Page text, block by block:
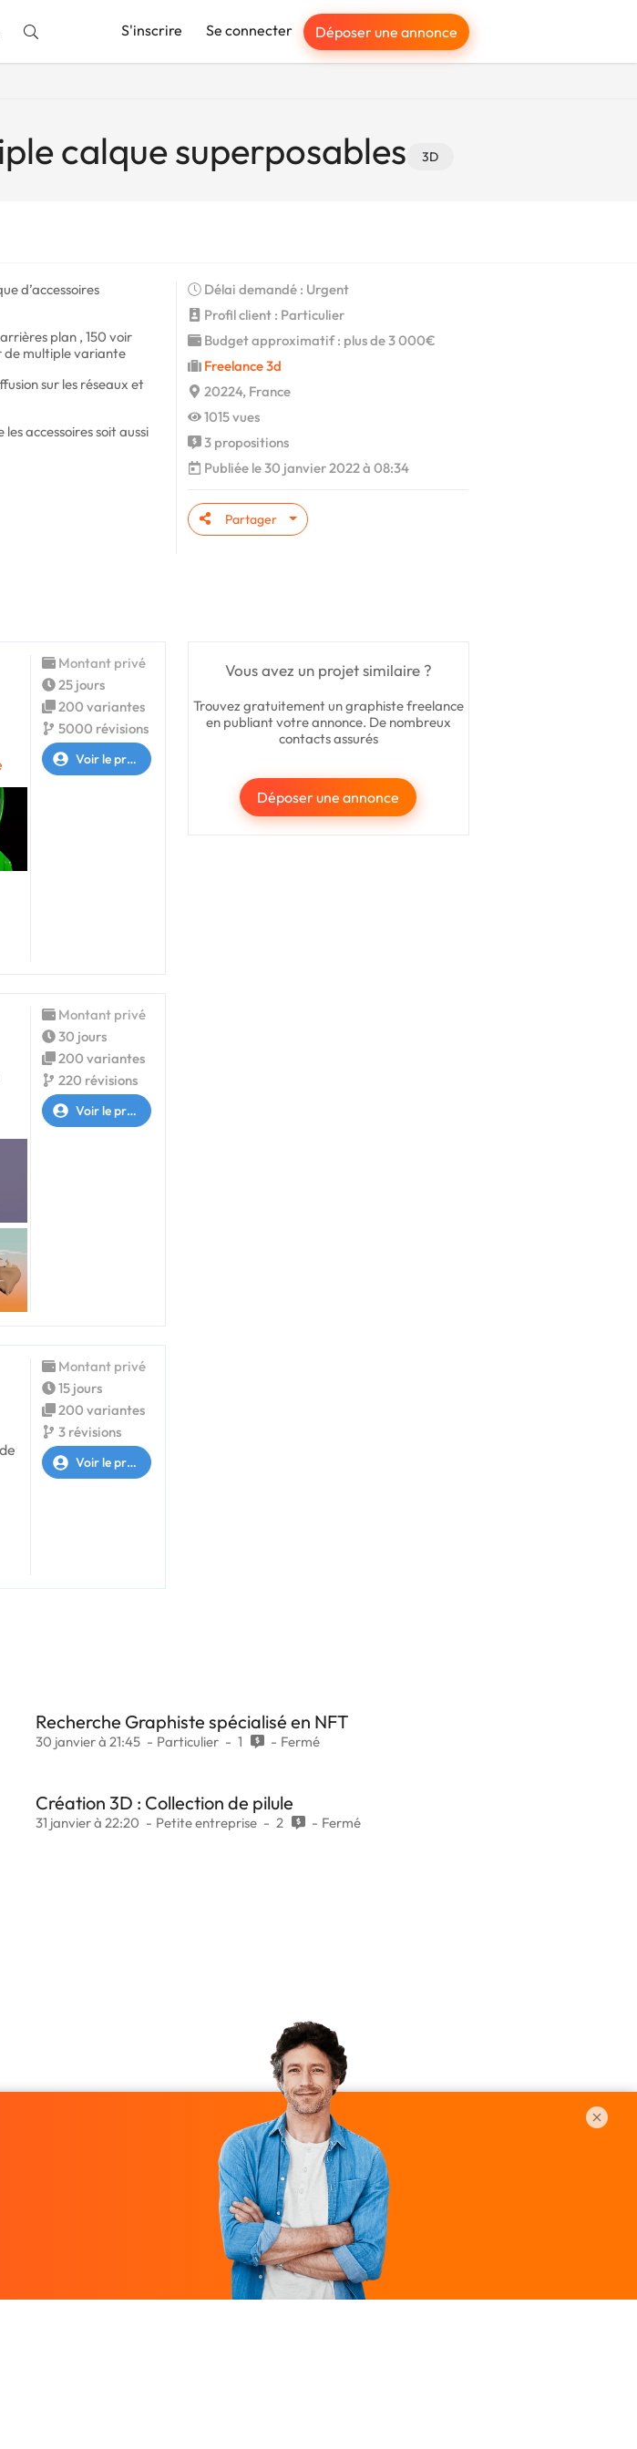
S'inscrire Se connecter Déposer une annonce
calque superposables 3D
d’accessoires
plan , 150 voir
de multiple variante
sur les réseaux et
accessoires soit aussi
Délai demandé : Urgent
Profil client : Particulier
Budget approximatif : plus de 3 000€
Freelance 3d
20224, France
1015 vues
3 propositions
Publiée le 30 janvier 2022 à 08:34
Partager
Vous avez un projet similaire ?
Trouvez gratuitement un graphiste freelance
en publiant votre annonce. De nombreux
contacts assurés
Déposer une annonce
Montant privé
25 jours
200 variantes
5000 révisions
Voir le profil
Montant privé
30 jours
200 variantes
220 révisions
Voir le profil
Montant privé
15 jours
200 variantes
3 révisions
Voir le profil
Recherche Graphiste spécialisé en NFT
30 janvier à 21:45 Particulier 1 Fermé
Création 3D : Collection de pilule
31 janvier à 22:20 Petite entreprise 2 Fermé